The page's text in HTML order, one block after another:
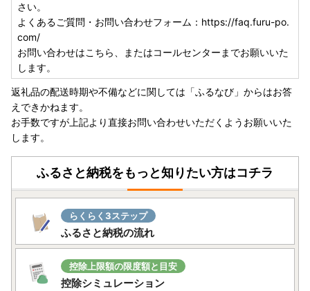
～オンラインワンストップ申請の特徴～
・オンラインのみでワンストップ申請が完了！
・申請書や確認書類の提出が不要！
・申請後すぐに申請受付が完了！
※オンラインワンストップ申請、または書面でのワンストッ
プ申請、どちらかの方法で申請願います。
さい。
よくあるご質問・お問い合わせフォーム：https://faq.furu-po.
com/
お問い合わせはこちら、またはコールセンターまでお願いいた
します。
返礼品の配送時期や不備などに関しては「ふるなび」からはお答
えできかねます。
お手数ですが上記より直接お問い合わせいただくようお願いいた
します。
ふるさと納税をもっと知りたい方はコチラ
らくらく3ステップ
ふるさと納税の流れ
控除上限額の限度額と目安
控除シミュレーション